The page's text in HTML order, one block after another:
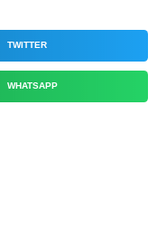
TWITTER
WHATSAPP